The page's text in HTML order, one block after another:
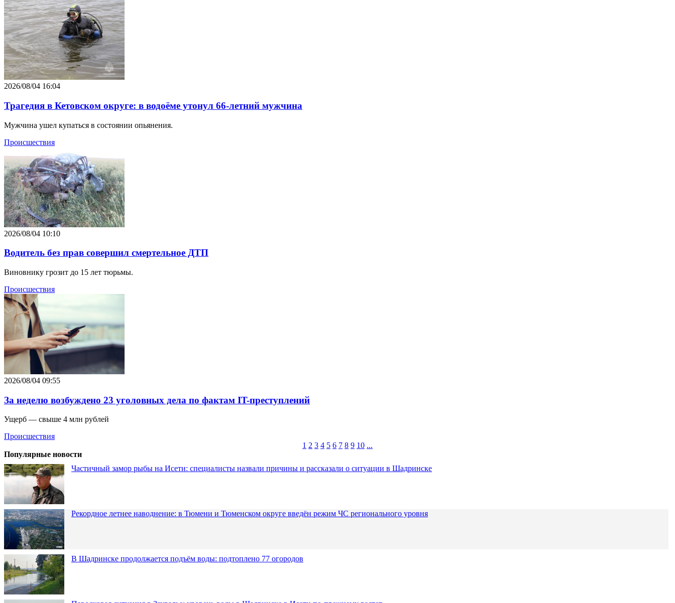
2026/08/04 16:04
Трагедия в Кетовском округе: в водоёме утонул 66-летний мужчина
Мужчина ушел купаться в состоянии опьянения.
Происшествия
2026/08/04 10:10
Водитель без прав совершил смертельное ДТП
Виновнику грозит до 15 лет тюрьмы.
Происшествия
2026/08/04 09:55
За неделю возбуждено 23 уголовных дела по фактам IT-преступлений
Ущерб — свыше 4 млн рублей
Происшествия
1 2 3 4 5 6 7 8 9 10 ...
Популярные новости
Частичный замор рыбы на Исети: специалисты назвали причины и рассказали о ситуации в Шадринске
Рекордное летнее наводнение: в Тюмени и Тюменском округе введён режим ЧС регионального уровня
В Шадринске продолжается подъём воды: подтоплено 77 огородов